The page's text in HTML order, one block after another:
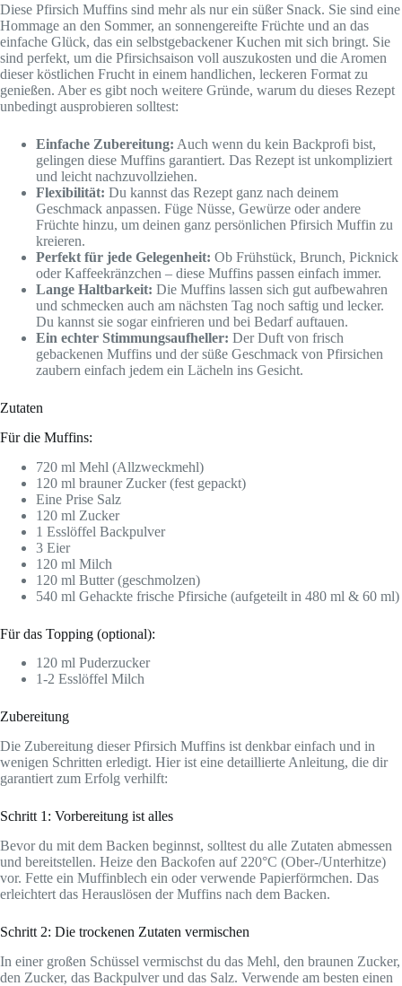
Diese Pfirsich Muffins sind mehr als nur ein süßer Snack. Sie sind eine
Hommage an den Sommer, an sonnengereifte Früchte und an das
einfache Glück, das ein selbstgebackener Kuchen mit sich bringt. Sie
sind perfekt, um die Pfirsichsaison voll auszukosten und die Aromen
dieser köstlichen Frucht in einem handlichen, leckeren Format zu
genießen. Aber es gibt noch weitere Gründe, warum du dieses Rezept
unbedingt ausprobieren solltest:
Einfache Zubereitung: Auch wenn du kein Backprofi bist,
gelingen diese Muffins garantiert. Das Rezept ist unkompliziert
und leicht nachzuvollziehen.
Flexibilität: Du kannst das Rezept ganz nach deinem
Geschmack anpassen. Füge Nüsse, Gewürze oder andere
Früchte hinzu, um deinen ganz persönlichen Pfirsich Muffin zu
kreieren.
Perfekt für jede Gelegenheit: Ob Frühstück, Brunch, Picknick
oder Kaffeekränzchen – diese Muffins passen einfach immer.
Lange Haltbarkeit: Die Muffins lassen sich gut aufbewahren
und schmecken auch am nächsten Tag noch saftig und lecker.
Du kannst sie sogar einfrieren und bei Bedarf auftauen.
Ein echter Stimmungsaufheller: Der Duft von frisch
gebackenen Muffins und der süße Geschmack von Pfirsichen
zaubern einfach jedem ein Lächeln ins Gesicht.
Zutaten
Für die Muffins:
720 ml Mehl (Allzweckmehl)
120 ml brauner Zucker (fest gepackt)
Eine Prise Salz
120 ml Zucker
1 Esslöffel Backpulver
3 Eier
120 ml Milch
120 ml Butter (geschmolzen)
540 ml Gehackte frische Pfirsiche (aufgeteilt in 480 ml & 60 ml)
Für das Topping (optional):
120 ml Puderzucker
1-2 Esslöffel Milch
Zubereitung
Die Zubereitung dieser Pfirsich Muffins ist denkbar einfach und in
wenigen Schritten erledigt. Hier ist eine detaillierte Anleitung, die dir
garantiert zum Erfolg verhilft:
Schritt 1: Vorbereitung ist alles
Bevor du mit dem Backen beginnst, solltest du alle Zutaten abmessen
und bereitstellen. Heize den Backofen auf 220°C (Ober-/Unterhitze)
vor. Fette ein Muffinblech ein oder verwende Papierförmchen. Das
erleichtert das Herauslösen der Muffins nach dem Backen.
Schritt 2: Die trockenen Zutaten vermischen
In einer großen Schüssel vermischst du das Mehl, den braunen Zucker,
den Zucker, das Backpulver und das Salz. Verwende am besten einen